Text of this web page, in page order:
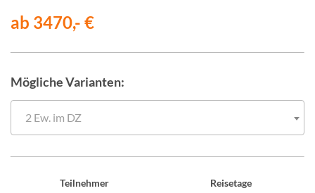
ab 3470,- €
Mögliche Varianten:
2 Ew. im DZ
Teilnehmer Reisetage